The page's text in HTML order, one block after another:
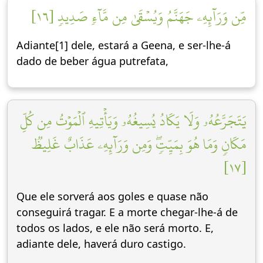
مِّن وَرَآئِهِۦ جَهَنَّمُ وَيُسۡقَىٰ مِن مَّآءٖ صَدِيدٖ [١٦]
Adiante[1] dele, estará a Geena, e ser-lhe-á
dado de beber água putrefata,
يَتَجَرَّعُهُۥ وَلَا يَكَادُ يُسِيغُهُۥ وَيَأۡتِيهِ ٱلۡمَوۡتُ مِن كُلِّ
مَكَانٖ وَمَا هُوَ بِمَيِّتٖۖ وَمِن وَرَآئِهِۦ عَذَابٌ غَلِيظٞ
[١٧]
Que ele sorverá aos goles e quase não
conseguirá tragar. E a morte chegar-lhe-á de
todos os lados, e ele não será morto. E,
adiante dele, haverá duro castigo.